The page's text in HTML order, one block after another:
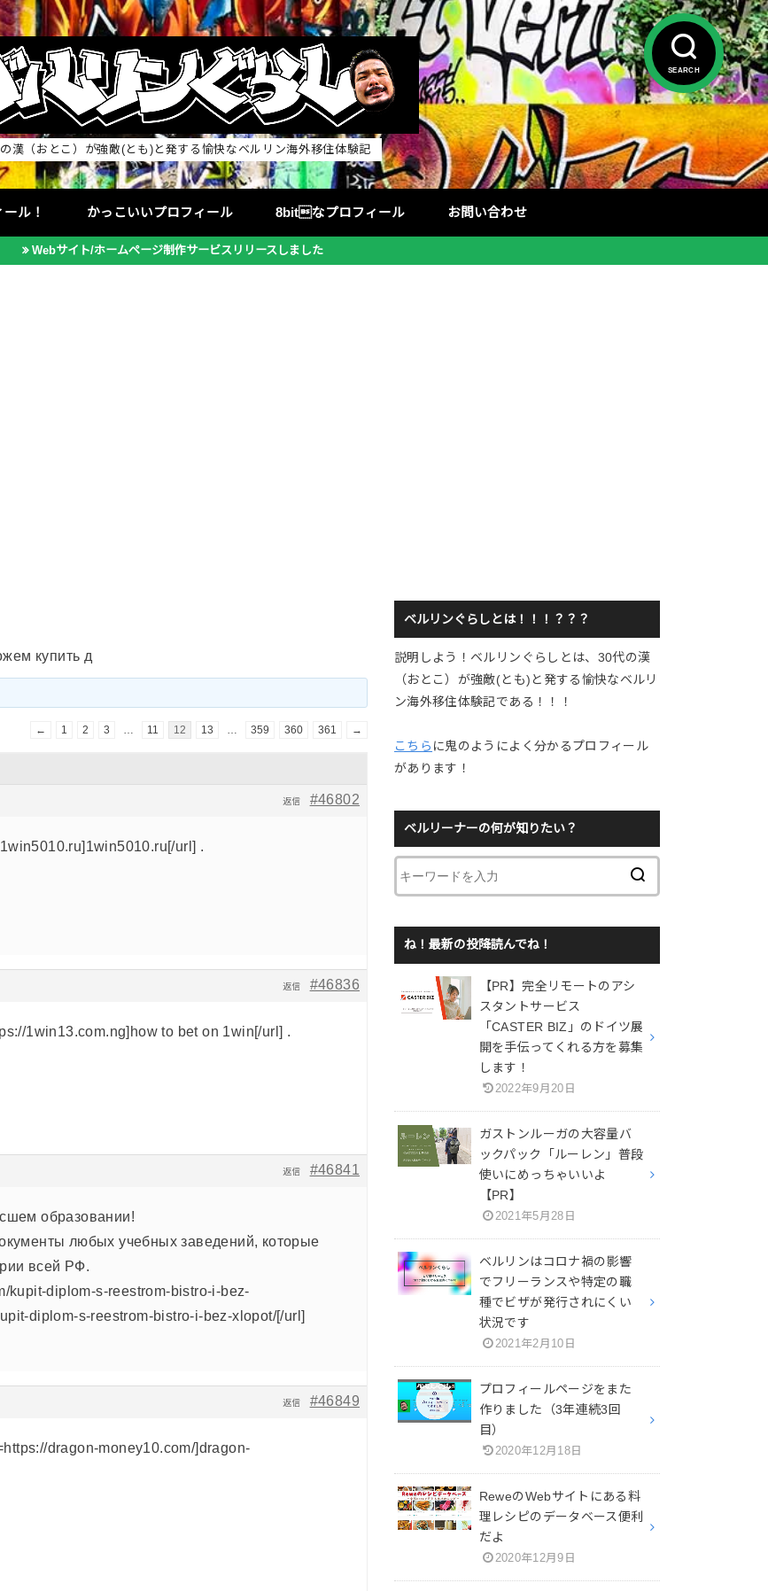
SEARCH
漢（おとこ）が強敵(とも)と発する愉快なベルリン海外移住体験記
ル！ かっこいいプロフィール 8bitなプロフィール お問い合わせ
Webサイト/ホームページ制作サービスリリースしました
купить д
← 1 2 3 … 11 12 13 … 359 360 361 →
#46802
返信
url] .
#46836
返信
1win13.com.ng]how to bet on 1win[/url] .
#46841
返信
образовании!
любых учебных заведений, которые
всей РФ.
kupit-diplom-s-reestrom-bistro-i-bez-
diplom-s-reestrom-bistro-i-bez-xlopot/[/url]
#46849
返信
dragon-money10.com/]dragon-
ベルリンぐらしとは！！！？？？
説明しよう！ベルリンぐらしとは、30代の漢
（おとこ）が強敵(とも)と発する愉快なベルリ
ン海外移住体験記である！！！
こちら に鬼のようによく分かるプロフィール
があります！
ベルリーナーの何が知りたい？
ね！最新の投降読んでね！
【PR】完全リモートのアシ
スタントサービス
「CASTER BIZ」のドイツ展
開を手伝ってくれる方を募集
します！
2022年9月20日
ガストンルーガの大容量バ
ックパック「ルーレン」普段
使いにめっちゃいいよ
【PR】
2021年5月28日
ベルリンはコロナ禍の影響
でフリーランスや特定の職
種でビザが発行されにくい
状況です
2021年2月10日
プロフィールページをまた
作りました（3年連続3回
目）
2020年12月18日
ReweのWebサイトにある料
理レシピのデータベース便利
だよ
2020年12月9日